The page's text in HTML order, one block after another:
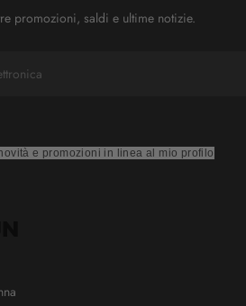
promozioni, saldi e ultime notizie.
e promozioni in linea al mio profilo